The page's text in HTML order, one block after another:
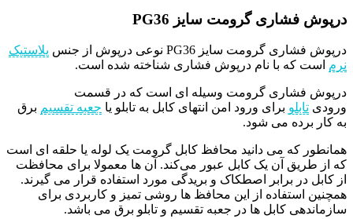
درپوش فشاری گرومت سایز PG36
درپوش فشاری گرومت سایز PG36 نوعی درپوش از جنس
پلاستیک
نرم است که با نام درپوش فشاری شناخته شده است.
درپوش فشاری گرومت وسیله ای است که در قسمت
ورودی تابلو برای ورود امن انتهای کابل به تابلو یا جعبه تقسیم برق
به کار برده می شود.
همانطور که می دانید محافظ کابل گرومت یک لوله یا حلقه‌ ای است
که از طریق آن یک کابل عبور می‌کند. آن ها معمولا برای محافظت
از کابل در برابر اصطکاک و بریدگی مورد استفاده قرار می گیرند.
همچنین استفاده از این محافظ ها روشی تمیز و کاربردی برای
سازماندهی کابل ها در جعبه تقسیم و تابلو برق می باشد.